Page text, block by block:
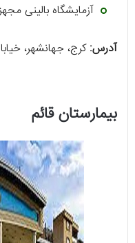
آزمایشگاه بالینی
آدرس:کرج، جهانشهر،
بیمارستان قائم